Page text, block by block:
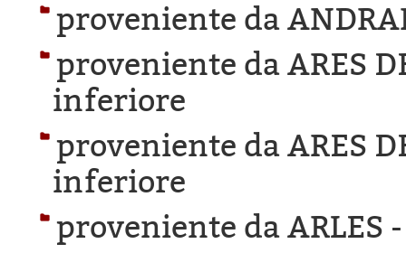
proveniente da
proveniente da ARES
inferiore
proveniente da ARES
inferiore
proveniente da ARLES